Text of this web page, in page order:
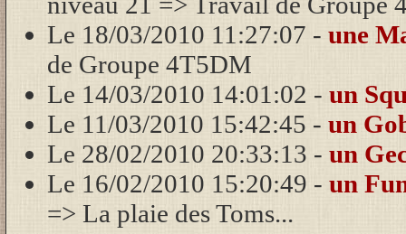
Le 18/03/2010 11:27:07 - une
de Groupe 4T5DM
Le 14/03/2010 14:01:02 - un
Le 11/03/2010 15:42:45 - un
Le 28/02/2010 20:33:13 - un
Le 16/02/2010 15:20:49 - un
=> La plaie des Toms...